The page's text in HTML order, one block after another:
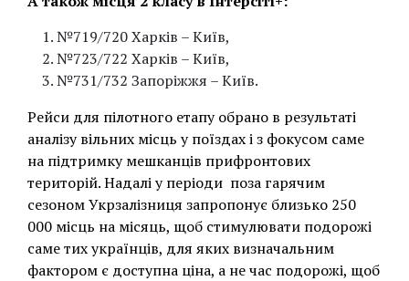
№719/720 Харків – Київ,
№723/722 Харків – Київ,
№731/732 Запоріжжя – Київ.
Рейси для пілотного етапу обрано в результаті
аналізу вільних місць у поїздах і з фокусом саме
на підтримку мешканців прифронтових
територій. Надалі у періоди поза гарячим
сезоном Укрзалізниця запропонує близько 250
000 місць на місяць, щоб стимулювати подорожі
саме тих українців, для яких визначальним
фактором є доступна ціна, а не час подорожі, щоб